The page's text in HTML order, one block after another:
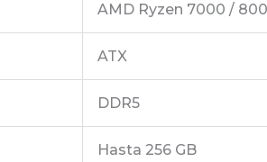
AMD Ryzen 7000 /
ATX
DDR5
Hasta 256 GB